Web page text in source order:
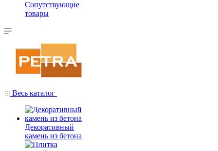
Сопутствующие
товары
Весь каталог
Декоративный
камень из бетона